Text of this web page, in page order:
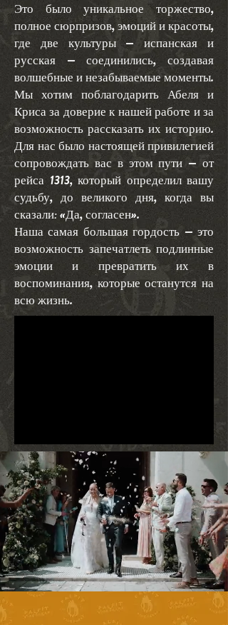
Это было уникальное торжество,
полное сюрпризов, эмоций и красоты,
где две культуры — испанская и
русская — соединились, создавая
волшебные и незабываемые моменты.
Мы хотим поблагодарить Абеля и
Криса за доверие к нашей работе и за
возможность рассказать их историю.
Для нас было настоящей привилегией
сопровождать вас в этом пути — от
рейса 1313, который определил вашу
судьбу, до великого дня, когда вы
сказали: «Да, согласен».
Наша самая большая гордость — это
возможность запечатлеть подлинные
эмоции и превратить их в
воспоминания, которые останутся на
всю жизнь.